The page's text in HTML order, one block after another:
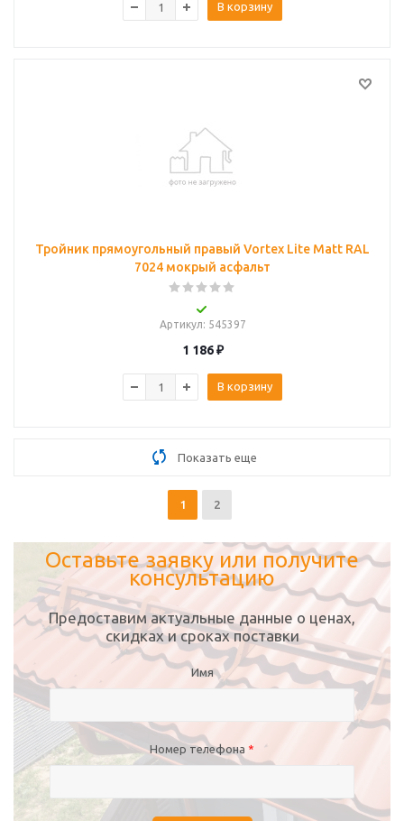
В корзину
Тройник прямоугольный правый Vortex Lite Matt RAL
7024 мокрый асфальт
Артикул: 545397
1 186₽
В корзину
Показать еще
1 2
Оставьте заявку или получите
консультацию
Предоставим актуальные данные о ценах,
скидках и сроках поставки
Имя
Номер телефона *